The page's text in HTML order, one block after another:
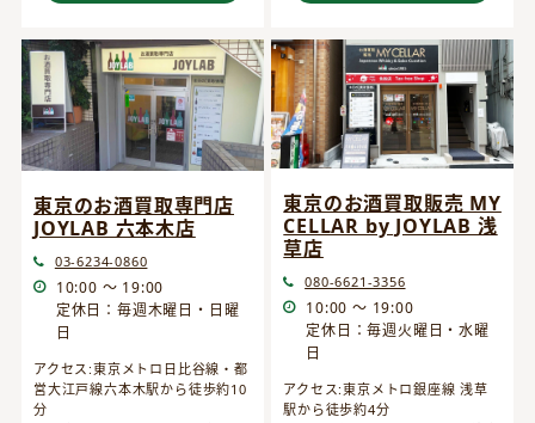
東京のお酒買取専門店
JOYLAB 六本木店
03-6234-0860
10:00 ～ 19:00
定休日：毎週木曜日・日曜
日
アクセス:東京メトロ日比谷線・都
営大江戸線六本木駅から徒歩約10
分
東京のお酒買取販売 MY
CELLAR by JOYLAB 浅
草店
080-6621-3356
10:00 ～ 19:00
定休日：毎週火曜日・水曜
日
アクセス:東京メトロ銀座線 浅草
駅から徒歩約4分